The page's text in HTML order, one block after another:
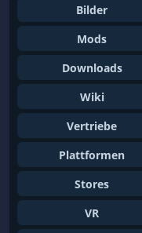
Bilder
Mods
Downloads
Wiki
Vertriebe
Plattformen
Stores
VR